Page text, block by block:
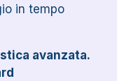
in tempo
avanzata.